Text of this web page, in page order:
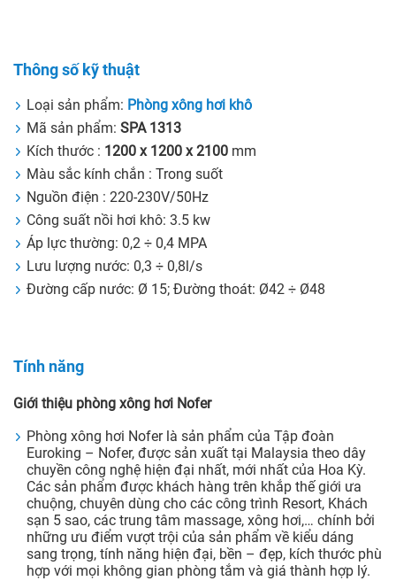
Thông số kỹ thuật
Loại sản phẩm: Phòng xông hơi khô
Mã sản phẩm: SPA 1313
Kích thước : 1200 x 1200 x 2100 mm
Màu sắc kính chắn : Trong suốt
Nguồn điện : 220-230V/50Hz
Công suất nồi hơi khô: 3.5 kw
Áp lực thường: 0,2 ÷ 0,4 MPA
Lưu lượng nước: 0,3 ÷ 0,8l/s
Đường cấp nước: Ø 15; Đường thoát: Ø42 ÷ Ø48
Tính năng
Giới thiệu phòng xông hơi Nofer
Phòng xông hơi Nofer là sản phẩm của Tập đoàn
Euroking – Nofer, được sản xuất tại Malaysia theo dây
chuyền công nghệ hiện đại nhất, mới nhất của Hoa Kỳ.
Các sản phẩm được khách hàng trên khắp thế giới ưa
chuộng, chuyên dùng cho các công trình Resort, Khách
sạn 5 sao, các trung tâm massage, xông hơi,… chính bởi
những ưu điểm vượt trội của sản phẩm về kiểu dáng
sang trọng, tính năng hiện đại, bền – đẹp, kích thước phù
hợp với mọi không gian phòng tắm và giá thành hợp lý.